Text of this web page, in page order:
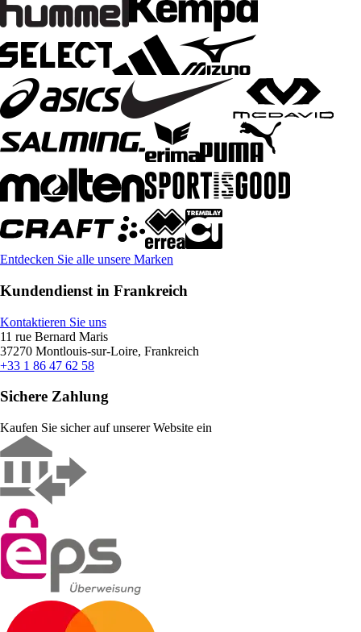
Entdecken Sie alle unsere Marken
Kundendienst in Frankreich
Kontaktieren Sie uns
11 rue Bernard Maris
37270 Montlouis-sur-Loire, Frankreich
+33 1 86 47 62 58
Sichere Zahlung
Kaufen Sie sicher auf unserer Website ein